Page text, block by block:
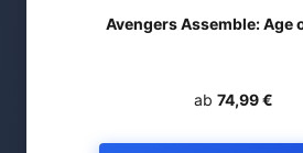
Avengers Assemble: Age
ab 74,99 €